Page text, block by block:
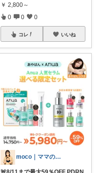
￥ 2,800～
0 0 0
コレ いいね
​moco｜ママのリアルと推し暮らし